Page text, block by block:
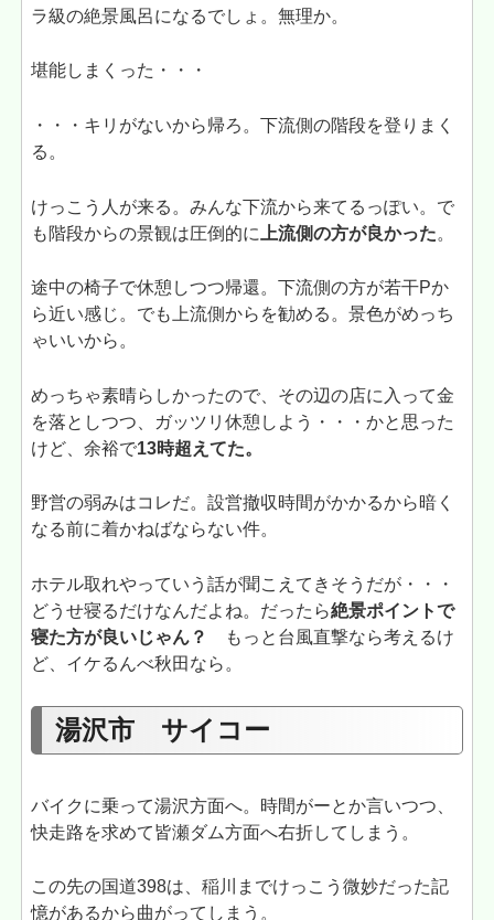
ラ級の絶景風呂になるでしょ。無理か。
堪能しまくった・・・
・・・キリがないから帰ろ。下流側の階段を登りまく
る。
けっこう人が来る。みんな下流から来てるっぽい。で
も階段からの景観は圧倒的に
上流側の方が良かった。
途中の椅子で休憩しつつ帰還。下流側の方が若干Pか
ら近い感じ。でも上流側からを勧める。景色がめっち
ゃいいから。
めっちゃ素晴らしかったので、その辺の店に入って金
を落としつつ、ガッツリ休憩しよう・・・かと思った
けど、余裕で13時超えてた。
野営の弱みはコレだ。設営撤収時間がかかるから暗く
なる前に着かねばならない件。
ホテル取れやっていう話が聞こえてきそうだが・・・
どうせ寝るだけなんだよね。だったら絶景ポイントで
寝た方が良いじゃん？
もっと台風直撃なら考えるけ
ど、イケるんべ秋田なら。
湯沢市 サイコー
バイクに乗って湯沢方面へ。時間がーとか言いつつ、
快走路を求めて皆瀬ダム方面へ右折してしまう。
この先の国道398は、稲川までけっこう微妙だった記
憶があるから曲がってしまう。